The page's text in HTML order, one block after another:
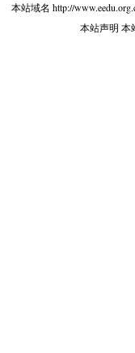
本站域名 http://
本站声明 本